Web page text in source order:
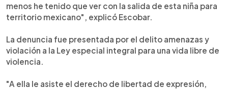
menos he tenido que ver con la salida de esta niña para
territorio mexicano", explicó Escobar.
La denuncia fue presentada por el delito amenazas y
violación a la Ley especial integral para una vida libre de
violencia.
"A ella le asiste el derecho de libertad de expresión,